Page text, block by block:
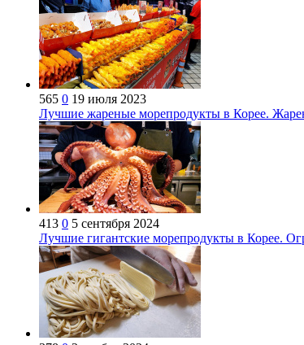
565 0 19 июля 2023
Лучшие жареные морепродукты в Корее.
413 0 5 сентября 2024
Лучшие гигантские морепродукты в Корее.